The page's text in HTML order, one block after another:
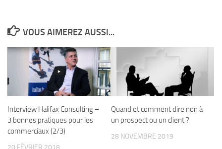
VOUS AIMEREZ AUSSI...
Interview Halifax Consulting –
3 bonnes pratiques pour les
commerciaux (2/3)
20 FÉVRIER 2018
Quand et comment dire non à
un prospect ou un client ?
28 NOVEMBRE 2019